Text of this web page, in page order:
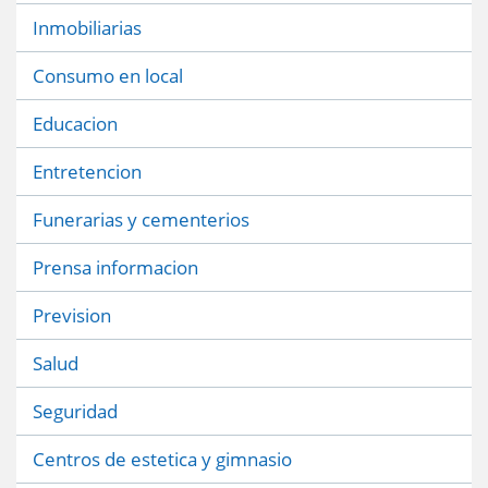
Inmobiliarias
Consumo en local
Educacion
Entretencion
Funerarias y cementerios
Prensa informacion
Prevision
Salud
Seguridad
Centros de estetica y gimnasio